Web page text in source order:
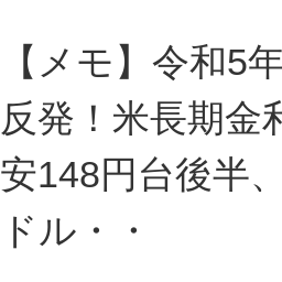
【メモ】令和5
反発！米長期金
安148円台後半
ドル・・